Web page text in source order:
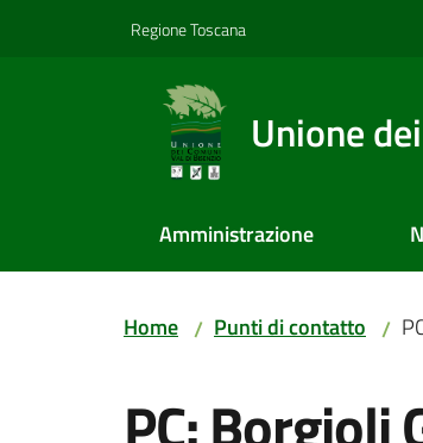
Regione Toscana
Unione
Amministrazione
Home / Punti di contatto /